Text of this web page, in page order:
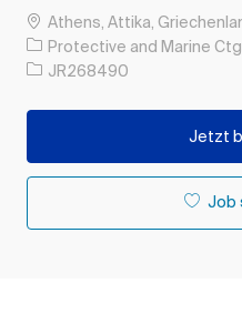
OrtAthens, Attika,
Protective and Marine
Auftrags-ID
JR268490
Jetzt
Job